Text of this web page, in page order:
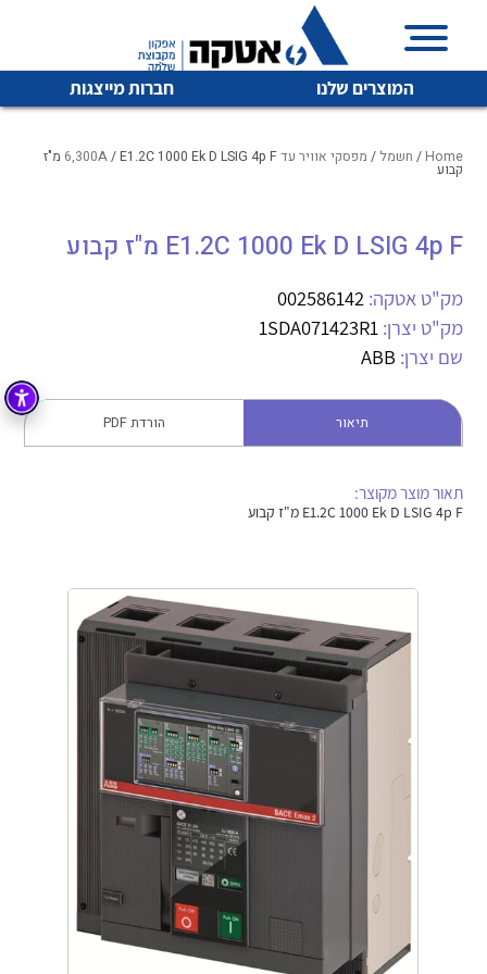
המוצרים שלנו חברות מייצגות
איכות | שרות | זמינות
והפצה של מוצרי
מיתוג, בקרה , ואינסטלציה חשמלית ופעילה ב7 תחומים:
חשמל מיתוג ואינסטלציה חשמלית
בקרה
זיווד
אלקטרוניקה
מטענים לרכב חשמלי
פתרונות לתחום הסולארי
לכל מוצרי היצרן לכל מוצרי היצרן
לכל מוצרי היצרן לכל מוצרי היצרן
לכל מוצרי היצרן לכל מוצרי היצרן
לכל מוצרי היצרן לכל מוצרי היצרן
Home
/ חשמל / מפסקי אוויר עד 6,300A / E1.2C 1000 Ek D LSIG 4p F מ"ז
קבוע
E1.2C 1000 Ek D LSIG 4p F מ"ז קבוע
מק"ט אטקה: 002586142
מק"ט יצרן: 1SDA071423R1
שם יצרן: ABB
תיאור הורדת PDF
תאור מוצר מקוצר:
E1.2C 1000 Ek D LSIG 4p F מ"ז קבוע